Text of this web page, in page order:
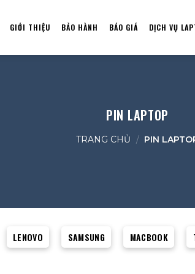
GIỚI THIỆU BẢO HÀNH BÁO GIÁ DỊCH VỤ
PIN LAPTOP
TRANG CHỦ / PIN
LENOVO SAMSUNG MACBOOK